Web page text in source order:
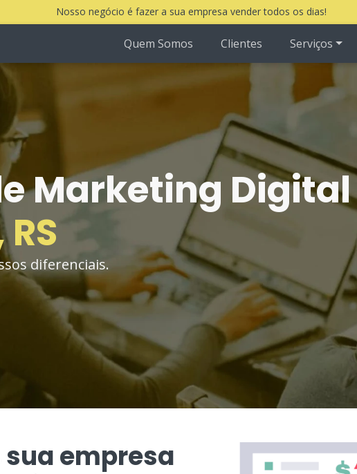
Nosso negócio é fazer a sua empresa vender todos os dias!
Quem Somos Clientes Serviços
Marketing
diferenciais.
empresa